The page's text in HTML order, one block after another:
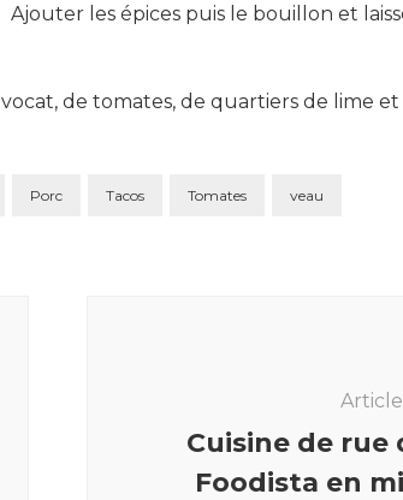
les épices puis le bouillon et
de tomates, de quartiers de lime et
Porc Tacos Tomates veau
Cuisine de rue
Foodista en